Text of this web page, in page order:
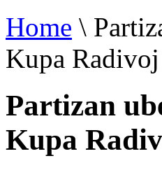
Home \
Kupa
Partizan
Kupa